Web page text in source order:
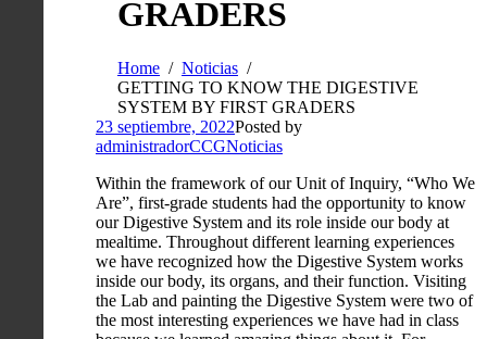
GRADERS
Home
Noticias
GETTING TO KNOW THE DIGESTIVE
SYSTEM BY FIRST GRADERS
23 septiembre, 2022Posted by
administradorCCGNoticias
Within the framework of our Unit of Inquiry, “Who We
Are”, first-grade students had the opportunity to know
our Digestive System and its role inside our body at
mealtime. Throughout different learning experiences
we have recognized how the Digestive System works
inside our body, its organs, and their function. Visiting
the Lab and painting the Digestive System were two of
the most interesting experiences we have had in class